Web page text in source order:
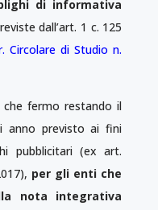
di informativa
dall’art. 1 c. 125
Circolare di Studio n.
che fermo restando il
anno previsto ai fini
pubblicitari (ex art.
per gli enti che
nota integrativa